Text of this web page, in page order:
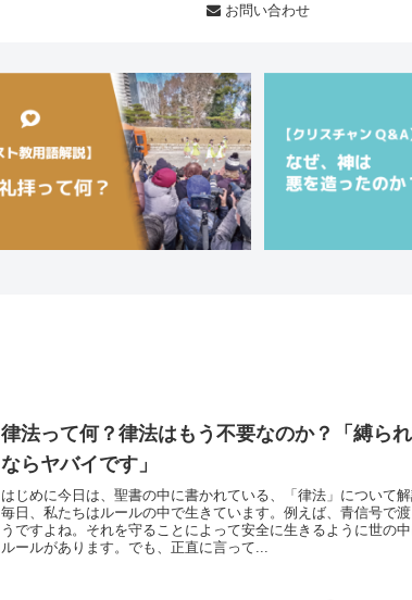
お問い合わせ
律法って何？律法はもう不要なのか？「縛ら
ならヤバイです」
はじめに今日は、聖書の中に書かれている、「律法」について解
毎日、私たちはルールの中で生きています。例えば、青信号で
うですよね。それを守ることによって安全に生きるように世の
ルールがあります。でも、正直に言って...